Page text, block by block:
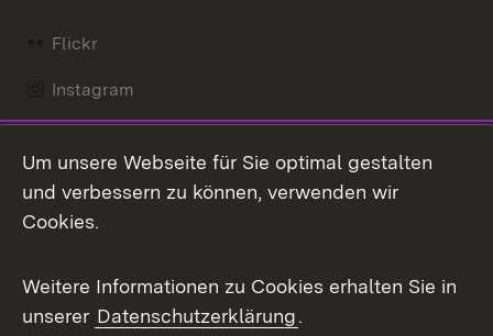
Flickr
Instagram
Mastodon
Messenger
Social Wall
X / Twitter
Um unsere Webseite für Sie optimal gestalten
und verbessern zu können, verwenden wir
Cookies.
Weitere Informationen zu Cookies erhalten Sie in
unserer Datenschutzerklärung.